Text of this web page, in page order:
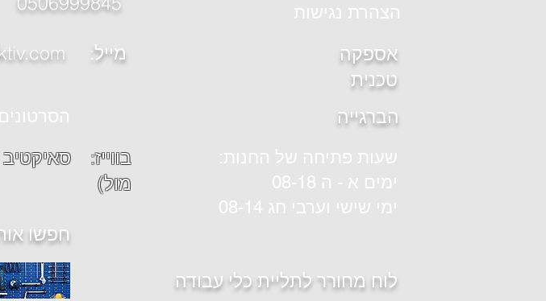
הצהרת נגישות
אספקה
טכנית
הברגייה
מול)
חפשו
שעות פתיחה של החנות:
ימים א - ה 08-18
ימי שישי וערבי חג 08-14
לוח מחורר לתליית כלי עבודה